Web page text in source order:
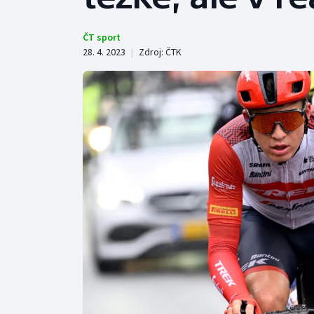
Curling
Florbal
Futsal
Golf
Gymnastika
ČT sport
28. 4. 2023 | Zdroj: ČTK